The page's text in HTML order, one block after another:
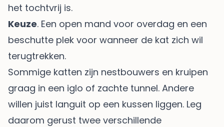
het tochtvrij is.
Keuze. Een open mand voor overdag en een
beschutte plek voor wanneer de kat zich wil
terugtrekken.
Sommige katten zijn nestbouwers en kruipen
graag in een iglo of zachte tunnel. Andere
willen juist languit op een kussen liggen. Leg
daarom gerust twee verschillende